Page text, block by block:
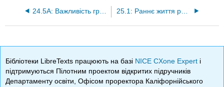
24.5A: Важливість грибів у житті людини 25.1: Раннє життя рослин
Бібліотеки LibreTexts працюють на базі NICE CXone Expert і
підтримуються Пілотним проектом відкритих підручників
Департаменту освіти, Офісом проректора Каліфорнійського